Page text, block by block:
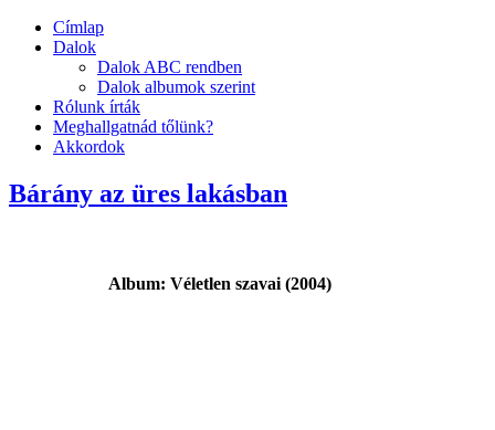
Címlap
Dalok
Dalok ABC rendben
Dalok albumok szerint
Rólunk írták
Meghallgatnád tőlünk?
Akkordok
Bárány az üres lakásban
Album: Véletlen szavai (2004)